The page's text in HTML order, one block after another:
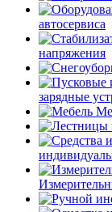
автосервиса
напряжения
зарядные